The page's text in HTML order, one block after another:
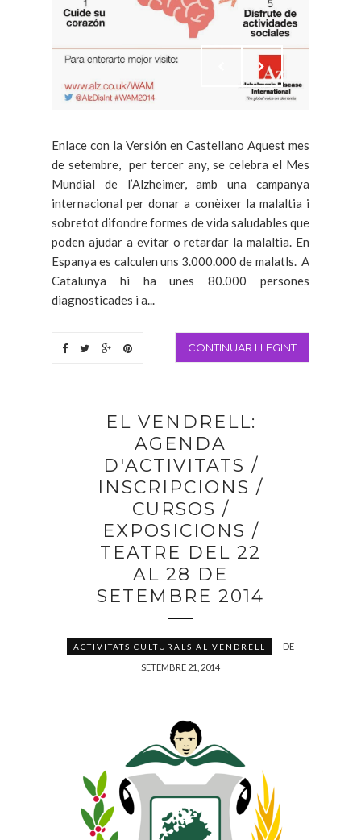
Enlace con la Versión en Castellano Aquest mes
de setembre, per tercer any, se celebra el Mes
Mundial de l’Alzheimer, amb una campanya
internacional per donar a conèixer la malaltia i
sobretot difondre formes de vida saludables que
poden ajudar a evitar o retardar la malaltia. En
Espanya es calculen uns 3.000.000 de malatls. A
Catalunya hi ha unes 80.000 persones
diagnosticades i a...
CONTINUAR LLEGINT
EL VENDRELL:
AGENDA
D'ACTIVITATS /
INSCRIPCIONS /
CURSOS /
EXPOSICIONS /
TEATRE DEL 22
AL 28 DE
SETEMBRE 2014
ACTIVITATS CULTURALS AL VENDRELL
DE
SETEMBRE 21, 2014